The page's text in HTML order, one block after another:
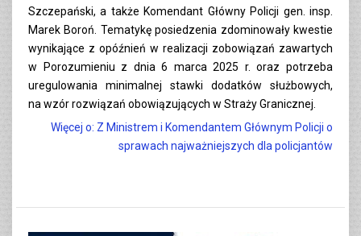
Szczepański, a także Komendant Główny Policji gen. insp.
Marek Boroń. Tematykę posiedzenia zdominowały kwestie
wynikające z opóźnień w realizacji zobowiązań zawartych
w Porozumieniu z dnia 6 marca 2025 r. oraz potrzeba
uregulowania minimalnej stawki dodatków służbowych,
na wzór rozwiązań obowiązujących w Straży Granicznej.
Więcej o: Z Ministrem i Komendantem Głównym Policji o
sprawach najważniejszych dla policjantów